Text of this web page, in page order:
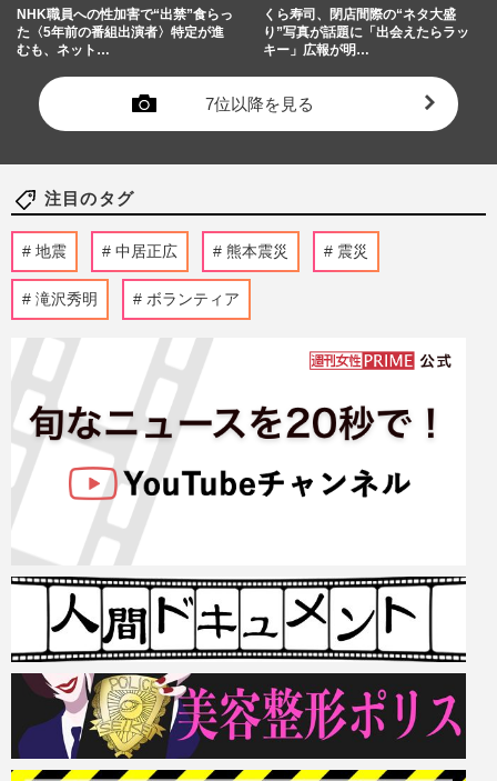
NHK職員への性加害で“出禁”食らっ
た〈5年前の番組出演者〉特定が進
むも、ネット…
くら寿司、閉店間際の“ネタ大盛
り”写真が話題に「出会えたらラッ
キー」広報が明…
7位以降を見る
注目のタグ
地震 中居正広 熊本震災 震災
滝沢秀明 ボランティア